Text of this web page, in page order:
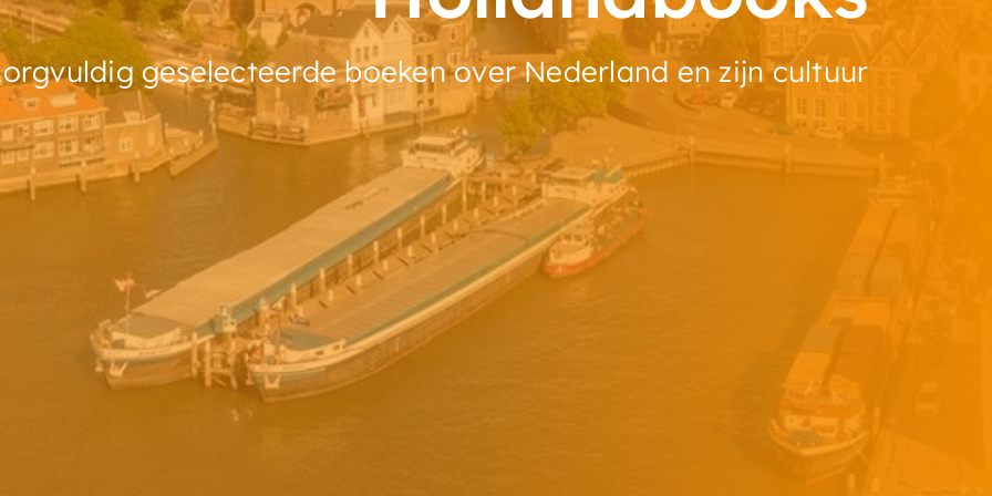
geselecteerde boeken over Nederland en zijn cultuur